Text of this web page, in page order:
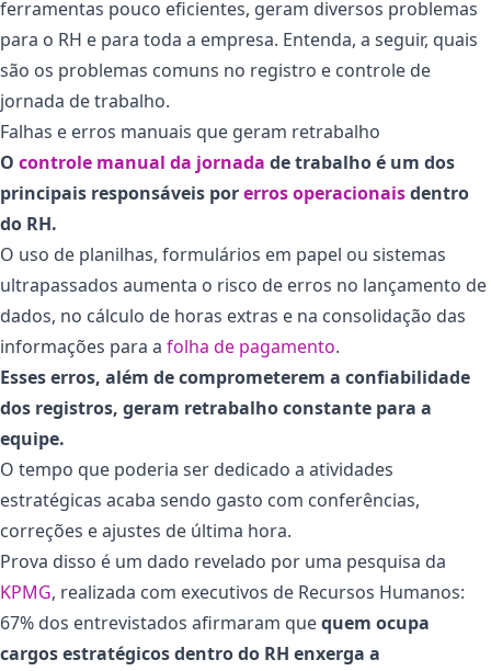
ferramentas pouco eficientes, geram diversos problemas
para o RH e para toda a empresa. Entenda, a seguir, quais
são os problemas comuns no registro e controle de
jornada de trabalho.
Falhas e erros manuais que geram retrabalho
O controle manual da jornada de trabalho é um dos
principais responsáveis porerros operacionaisdentro
do RH.
O uso de planilhas, formulários em papel ou sistemas
ultrapassados aumenta o risco de erros no lançamento de
dados, no cálculo de horas extras e na consolidação das
informações para a folha de pagamento.
Esses erros, além de comprometerem a confiabilidade
dos registros, geram retrabalho constante para a
equipe.
O tempo que poderia ser dedicado a atividades
estratégicas acaba sendo gasto com conferências,
correções e ajustes de última hora.
Prova disso é um dado revelado por uma pesquisa da
KPMG, realizada com executivos de Recursos Humanos:
67% dos entrevistados afirmaram quequem ocupa
cargos estratégicos dentro do RH enxerga a